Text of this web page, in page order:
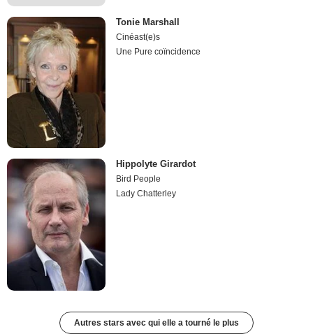
Tonie Marshall
Cinéast(e)s
Une Pure coïncidence
Hippolyte Girardot
Bird People
Lady Chatterley
Autres stars avec qui elle a tourné le plus